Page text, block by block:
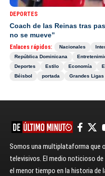
DEPORTES
Coach de las Reinas tras
no se mueve”
Enlaces rápidos: Nacionales
República Dominicana
Deportes
Estilo Economía
Béisbol
portada Grandes Ligas
Somos una multiplataforma
televisivos. El medio noticioso
el menor tiempo en la historia de